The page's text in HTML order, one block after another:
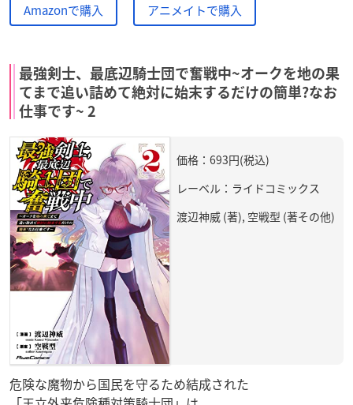
Amazonで購入 アニメイトで購入
最強剣士、最底辺騎士団で奮戦中~オークを地の果
てまで追い詰めて絶対に始末するだけの簡単?なお
仕事です~ 2
価格：693円(税込)
レーベル：ライドコミックス
渡辺神威 (著), 空戦型 (著その他)
危険な魔物から国民を守るため結成された